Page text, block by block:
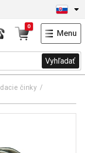
Vyhľadať
0
Menu
činky